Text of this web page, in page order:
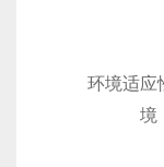
环境适应性‌
境